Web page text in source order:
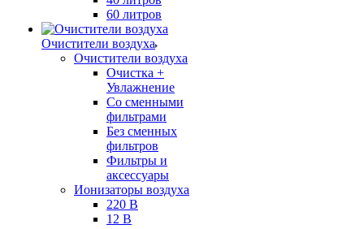
60 литров
Очистители воздуха
Очистители воздуха
Очистка +
Увлажнение
Cо сменными
фильтрами
Без сменных
фильтров
Фильтры и
аксессуары
Ионизаторы воздуха
220 В
12 В